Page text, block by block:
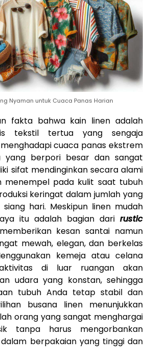
Nyaman untuk Cuaca Panas Harian
fakta bahwa kain linen adalah
tekstil tertua yang sengaja
cuaca panas ekstrem
yang berpori besar dan sangat
sifat mendinginkan secara alami
menempel pada kulit saat tubuh
keringat dalam jumlah yang
hari. Meskipun linen mudah
itu adalah bagian dari rustic
kesan santai namun
mewah, elegan, dan berkelas
kemeja atau celana
di luar ruangan akan
udara yang konstan, sehingga
tubuh Anda tetap stabil dan
busana linen menunjukkan
orang yang sangat menghargai
tanpa harus mengorbankan
berpakaian yang tinggi dan